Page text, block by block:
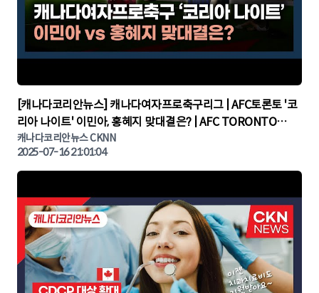
▶
[캐나다코리안뉴스] 캐나다여자프로축구리그 | AFC토론토 '코
리아 나이트' 이민아, 홍혜지 맞대결은? | AFC TORONTO
KOREA NIGHT | 캐나다뉴스 | 토론토뉴스
캐나다코리안뉴스 CKNN
2025-07-16 21:01:04